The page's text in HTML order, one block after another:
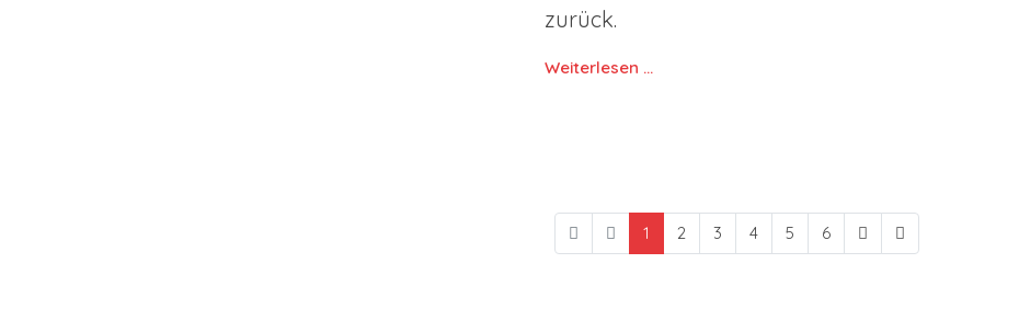
zurück.
Weiterlesen …
1 2 3 4 5 6